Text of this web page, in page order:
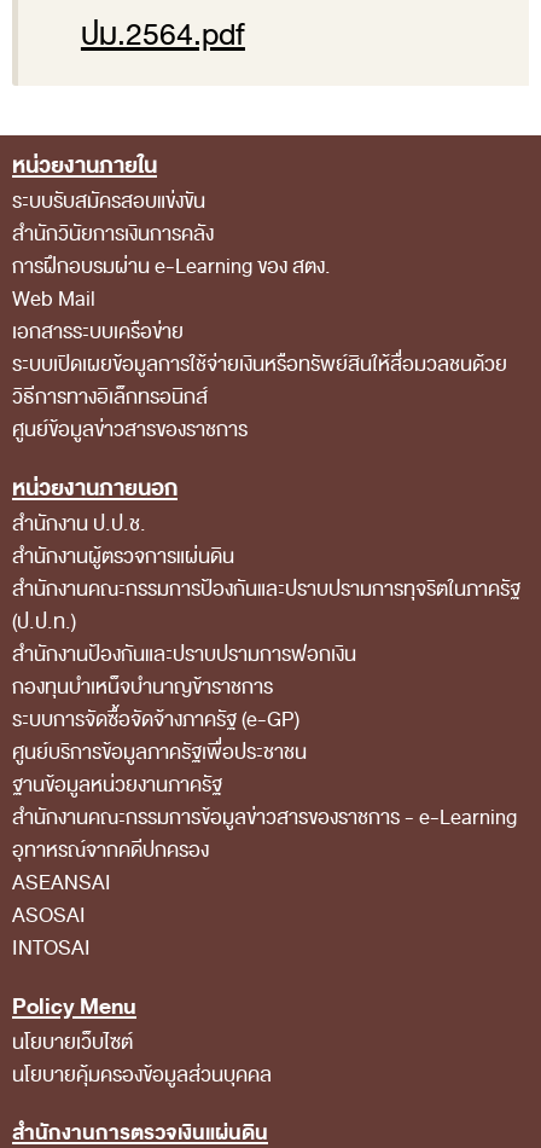
ภาพรวม
ส่วนภูมิภาค
คณะกรรมการตรวจสอบของสำนักงานการตรวจเงิน
แผ่นดิน
โครงสร้างคณะกรรมการตรวจสอบ
เอกสารที่เกี่ยวข้องกับคณะกรรมการตรวจสอบ
คณะกรรมการมาตรฐานจริยธรรมของเจ้าหน้าที่และ
บุคลากรอื่น
โครงสร้างคณะกรรมการ
เอกสารที่เกี่ยวข้อง
ตราสัญลักษณ์ สตง.
ผลการตรวจสอบ
ผลการตรวจสอบที่สำคัญ
สถิติการตรวจสอบรายงานการเงิน
ข้อมูลสาธารณะ
ข่าวสารการจัดซื้อจัดจ้างของ สตง.
แผนการจัดซื้อจัดจ้าง
ประกาศประกวดราคา/ราคากลาง/ขายพัสดุเสื่อม
สภาพ
สรุปผลการจัดซื้อจัดจ้าง
ข้อมูลสาระสำคัญในสัญญา
การรายงานผลการจัดซื้อจัดจ้าง หรือการจัดการ
พัสดุ
การประเมิน ITA
ศูนย์ข้อมูลข่าวสารของราชการ
ปม.2564.pdf
Footer Menu
หน่วยงานภายใน
ระบบรับสมัครสอบแข่งขัน
สำนักวินัยการเงินการคลัง
การฝึกอบรมผ่าน e-Learning ของ สตง.
Web Mail
เอกสารระบบเครือข่าย
ระบบเปิดเผยข้อมูลการใช้จ่ายเงินหรือทรัพย์สินให้สื่อมวลชนด้วย
วิธีการทางอิเล็กทรอนิกส์
ศูนย์ข้อมูลข่าวสารของราชการ
หน่วยงานภายนอก
สำนักงาน ป.ป.ช.
สำนักงานผู้ตรวจการแผ่นดิน
สำนักงานคณะกรรมการป้องกันและปราบปรามการทุจริตในภาครัฐ
(ป.ป.ท.)
สำนักงานป้องกันและปราบปรามการฟอกเงิน
กองทุนบำเหน็จบำนาญข้าราชการ
ระบบการจัดซื้อจัดจ้างภาครัฐ (e-GP)
ศูนย์บริการข้อมูลภาครัฐเพื่อประชาชน
ฐานข้อมูลหน่วยงานภาครัฐ
สํานักงานคณะกรรมการข้อมูลข่าวสารของราชการ - e-Learning
อุทาหรณ์จากคดีปกครอง
ASEANSAI
ASOSAI
INTOSAI
Policy Menu
นโยบายเว็บไซต์
นโยบายคุ้มครองข้อมูลส่วนบุคคล
สำนักงานการตรวจเงินแผ่นดิน